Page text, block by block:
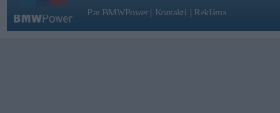
Par BMWPower
Kontakti Reklāma